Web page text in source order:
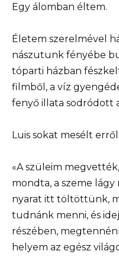
Egy álomban éltem.
Életem szerelmével
nászutunk fényébe
tóparti házban
filmből, a víz
fenyő illata sodródott
Luis sokat mesélt
«A szüleim
mondta, a szeme lágy
nyarat itt töltöttünk,
tudnánk menni, és
részében,
helyem az egész